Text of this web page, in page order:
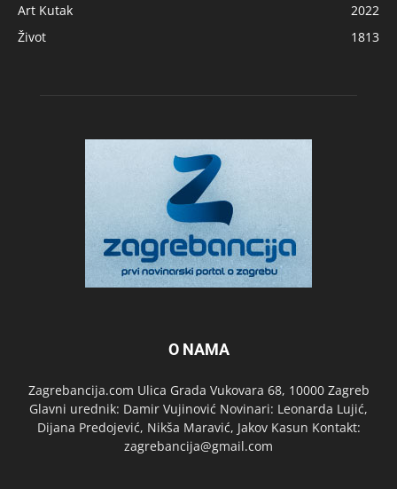
Art Kutak
2022
Život
1813
O NAMA
Zagrebancija.com Ulica Grada Vukovara 68, 10000 Zagreb
Glavni urednik: Damir Vujinović Novinari: Leonarda Lujić,
Dijana Predojević, Nikša Maravić, Jakov Kasun Kontakt:
zagrebancija@gmail.com